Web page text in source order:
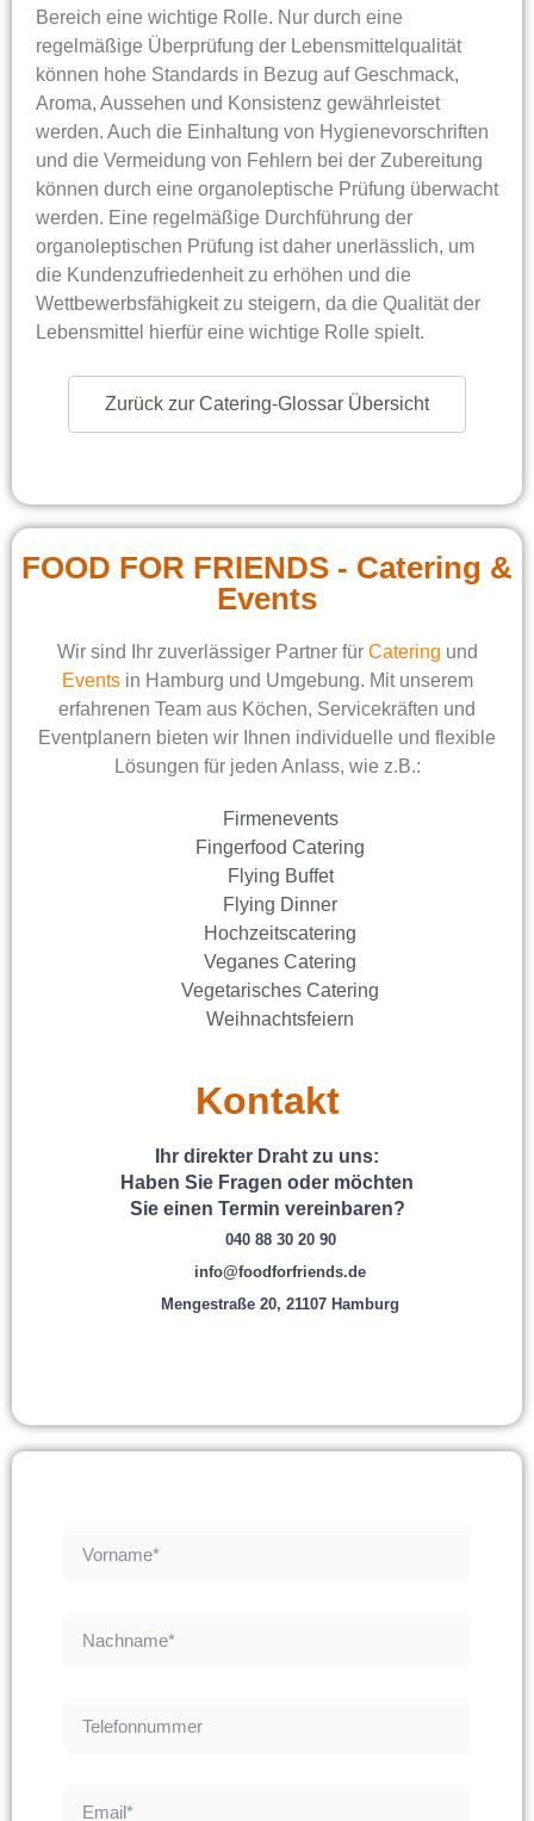
Bereich eine wichtige Rolle. Nur durch eine
regelmäßige Überprüfung der Lebensmittelqualität
können hohe Standards in Bezug auf Geschmack,
Aroma, Aussehen und Konsistenz gewährleistet
werden. Auch die Einhaltung von Hygienevorschriften
und die Vermeidung von Fehlern bei der Zubereitung
können durch eine organoleptische Prüfung überwacht
werden. Eine regelmäßige Durchführung der
organoleptischen Prüfung ist daher unerlässlich, um
die Kundenzufriedenheit zu erhöhen und die
Wettbewerbsfähigkeit zu steigern, da die Qualität der
Lebensmittel hierfür eine wichtige Rolle spielt.
Zurück zur Catering-Glossar Übersicht
FOOD FOR FRIENDS - Catering &
Events
Wir sind Ihr zuverlässiger Partner für Catering und
Eventsin Hamburg und Umgebung. Mit unserem
erfahrenen Team aus Köchen, Servicekräften und
Eventplanern bieten wir Ihnen individuelle und flexible
Lösungen für jeden Anlass, wie z.B.:
Firmenevents
Fingerfood Catering
Flying Buffet
Flying Dinner
Hochzeitscatering
Veganes Catering
Vegetarisches Catering
Weihnachtsfeiern
Kontakt
Ihr direkter Draht zu uns:
Haben Sie Fragen oder möchten
Sie einen Termin vereinbaren?
040 88 30 20 90
info@foodforfriends.de
Mengestraße 20, 21107 Hamburg